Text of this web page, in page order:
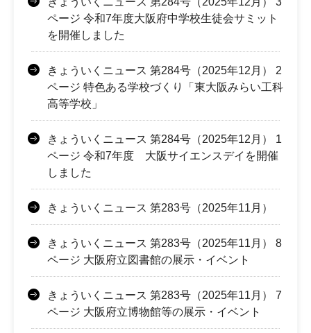
ページ 令和7年度大阪府中学校生徒会サミット
を開催しました
きょういくニュース 第284号（2025年12月） 2
ページ 特色ある学校づくり「東大阪みらい工科
高等学校」
きょういくニュース 第284号（2025年12月） 1
ページ 令和7年度 大阪サイエンスデイを開催
しました
きょういくニュース 第283号（2025年11月）
きょういくニュース 第283号（2025年11月） 8
ページ 大阪府立図書館の展示・イベント
きょういくニュース 第283号（2025年11月） 7
ページ 大阪府立博物館等の展示・イベント